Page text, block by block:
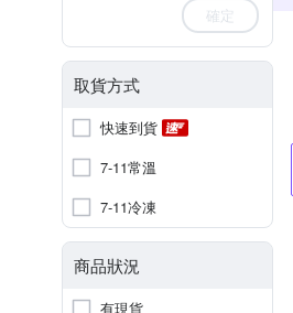
確定
取貨方式
快速到貨
7-11常溫
7-11冷凍
商品狀況
有現貨